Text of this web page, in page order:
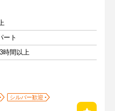
ート
時間以上
シルバー歓迎